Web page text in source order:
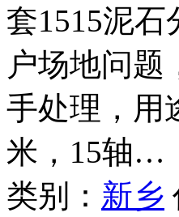
套1515泥
户场地问题
手处理，用
米，15轴…
类别： 新乡